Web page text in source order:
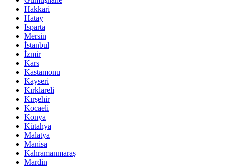
Hakkari
Hatay
Isparta
Mersin
İstanbul
İzmir
Kars
Kastamonu
Kayseri
Kırklareli
Kırşehir
Kocaeli
Konya
Kütahya
Malatya
Manisa
Kahramanmaraş
Mardin